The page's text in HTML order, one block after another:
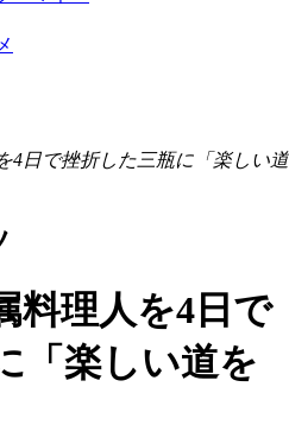
4日で挫折した三瓶に「楽しい道
料理人を4日で
「楽しい道を